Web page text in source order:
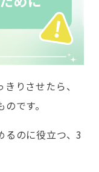
りさせたら、
です。
るのに役立つ、3